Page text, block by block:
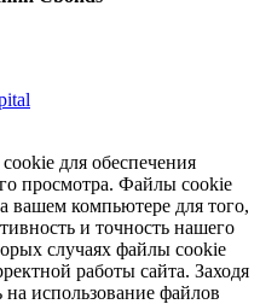
для обеспечения
просмотра. Файлы cookie
компьютере для того,
и точность нашего
случаях файлы cookie
работы сайта. Заходя
использование файлов